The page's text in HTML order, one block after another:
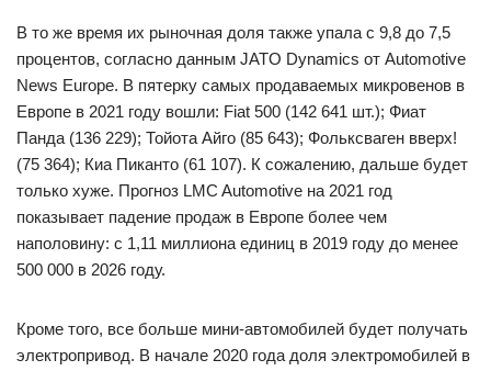
В то же время их рыночная доля также упала с 9,8 до 7,5
процентов, согласно данным JATO Dynamics от Automotive
News Europe. В пятерку самых продаваемых микровенов в
Европе в 2021 году вошли: Fiat 500 (142 641 шт.); Фиат
Панда (136 229); Тойота Айго (85 643); Фольксваген вверх!
(75 364); Киа Пиканто (61 107). К сожалению, дальше будет
только хуже. Прогноз LMC Automotive на 2021 год
показывает падение продаж в Европе более чем
наполовину: с 1,11 миллиона единиц в 2019 году до менее
500 000 в 2026 году.
Кроме того, все больше мини-автомобилей будет получать
электропривод. В начале 2020 года доля электромобилей в